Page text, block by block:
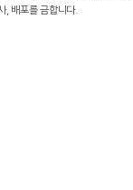
, 배포를 금합니다.